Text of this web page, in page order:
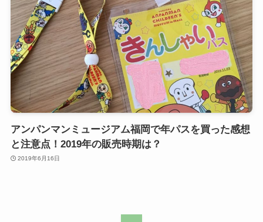
アンパンマンミュージアム福岡で年パスを買った感想
と注意点！2019年の販売時期は？
2019年6月16日